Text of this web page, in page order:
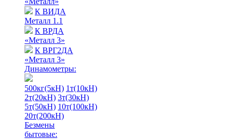
К ВИДА
Металл 1.1
К ВРДА
«Металл 3»
К ВРГ2ДА
«Металл 3»
Динамометры:
500кг(5кН) 1т(10кН)
2т(20кН) 3т(30кН)
5т(50кН) 10т(100кН)
20т(200кН)
Безмены
бытовые: